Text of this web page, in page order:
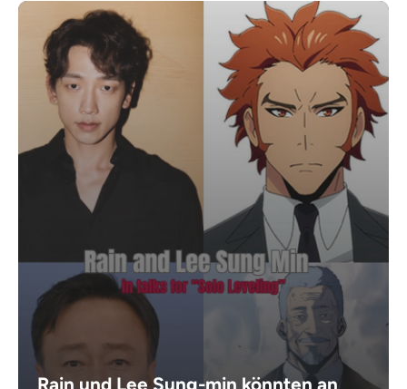
Rain und Lee Sung-min könnten an